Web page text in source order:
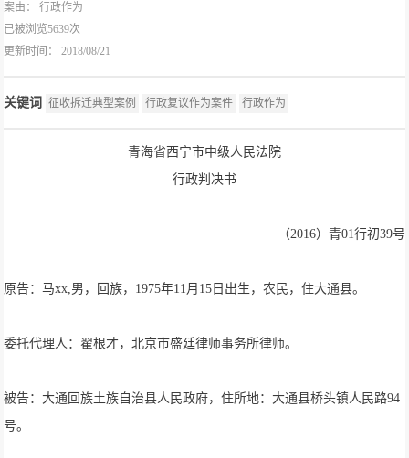
案由：行政作为
已被浏览5639次
更新时间： 2018/08/21
关键词 征收拆迁典型案例 行政复议作为案件 行政作为
青海省西宁市中级人民法院
行政判决书
（2016）青01行初39号
原告：马xx,男，回族，1975年11月15日出生，农民，住大通县。
委托代理人：翟根才，北京市盛廷律师事务所律师。
被告：大通回族土族自治县人民政府，住所地：大通县桥头镇人民路94
号。